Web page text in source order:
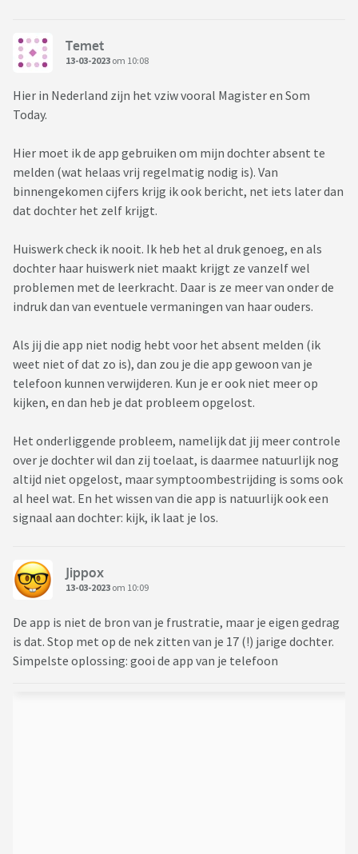
Temet
13-03-2023 om 10:08
Hier in Nederland zijn het vziw vooral Magister en Som
Today.
Hier moet ik de app gebruiken om mijn dochter absent te
melden (wat helaas vrij regelmatig nodig is). Van
binnengekomen cijfers krijg ik ook bericht, net iets later dan
dat dochter het zelf krijgt.
Huiswerk check ik nooit. Ik heb het al druk genoeg, en als
dochter haar huiswerk niet maakt krijgt ze vanzelf wel
problemen met de leerkracht. Daar is ze meer van onder de
indruk dan van eventuele vermaningen van haar ouders.
Als jij die app niet nodig hebt voor het absent melden (ik
weet niet of dat zo is), dan zou je die app gewoon van je
telefoon kunnen verwijderen. Kun je er ook niet meer op
kijken, en dan heb je dat probleem opgelost.
Het onderliggende probleem, namelijk dat jij meer controle
over je dochter wil dan zij toelaat, is daarmee natuurlijk nog
altijd niet opgelost, maar symptoombestrijding is soms ook
al heel wat. En het wissen van die app is natuurlijk ook een
signaal aan dochter: kijk, ik laat je los.
Jippox
13-03-2023 om 10:09
De app is niet de bron van je frustratie, maar je eigen gedrag
is dat. Stop met op de nek zitten van je 17 (!) jarige dochter.
Simpelste oplossing: gooi de app van je telefoon